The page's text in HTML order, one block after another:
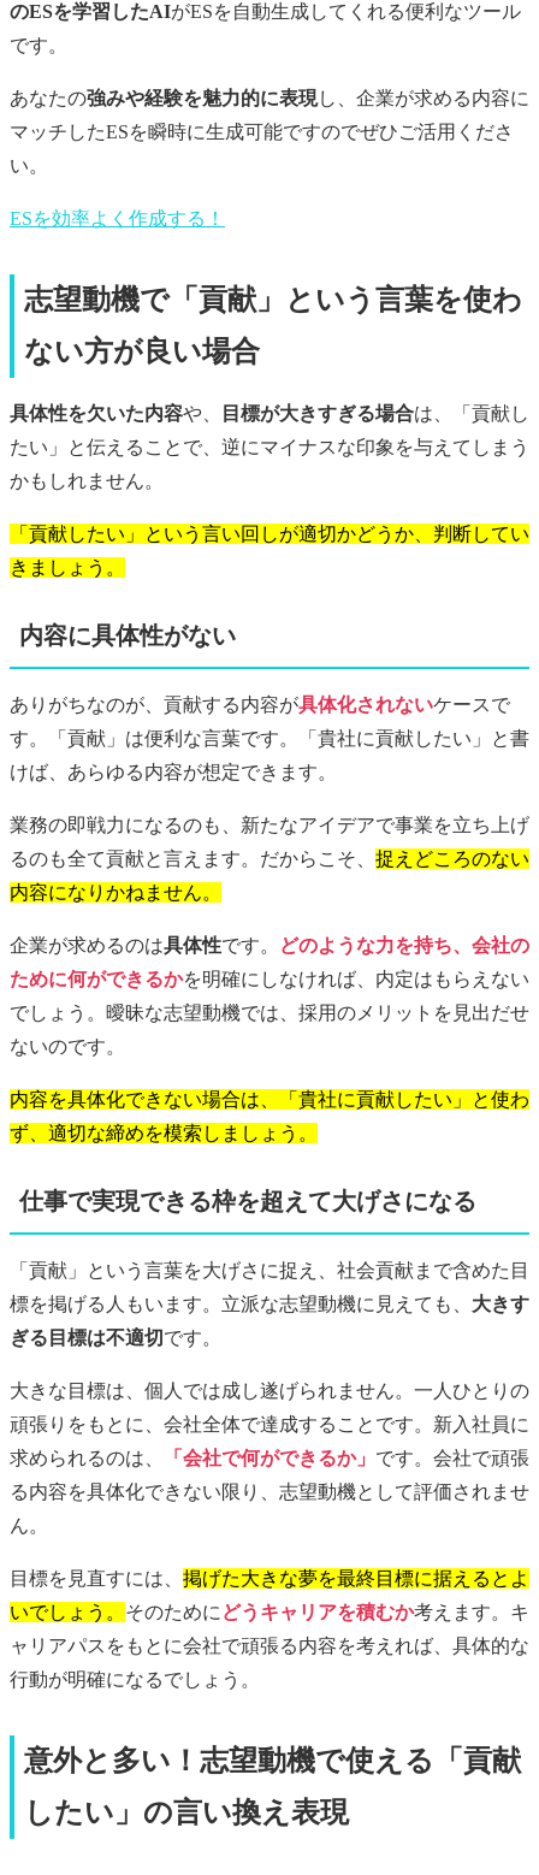
のESを学習したAIがESを自動生成してくれる便利なツール
です。
あなたの強みや経験を魅力的に表現し、企業が求める内容に
マッチしたESを瞬時に生成可能ですのでぜひご活用くださ
い。
ESを効率よく作成する！
志望動機で「貢献」という言葉を使わ
ない方が良い場合
具体性を欠いた内容や、 目標が大きすぎる場合は、「貢献し
たい」と伝えることで、逆にマイナスな印象を与えてしまう
かもしれません。
「貢献したい」という言い回しが適切かどうか、判断してい
きましょう。
内容に具体性がない
ありがちなのが、貢献する内容が具体化されないケースで
す。「貢献」は便利な言葉です。「貴社に貢献したい」と書
けば、あらゆる内容が想定できます。
業務の即戦力になるのも、新たなアイデアで事業を立ち上げ
るのも全て貢献と言えます。だからこそ、 捉えどころのない
内容になりかねません。
企業が求めるのは具体性です。
どのような力を持ち、会社の
ために何ができるかを明確にしなければ、内定はもらえない
でしょう。曖昧な志望動機では、採用のメリットを見出だせ
ないのです。
内容を具体化できない場合は、「貴社に貢献したい」と使わ
ず、適切な締めを模索しましょう。
仕事で実現できる枠を超えて大げさになる
「貢献」という言葉を大げさに捉え、社会貢献まで含めた目
標を掲げる人もいます。立派な志望動機に見えても、 大きす
ぎる目標は不適切 です。
大きな目標は、個人では成し遂げられません。一人ひとりの
頑張りをもとに、会社全体で達成することです。新入社員に
求められるのは、
「会社で何ができるか」 です。会社で頑張
る内容を具体化できない限り、志望動機として評価されませ
ん。
目標を見直すには、 掲げた大きな夢を最終目標に据えるとよ
いでしょう。 そのために どうキャリアを積むか考えます。キ
ャリアパスをもとに会社で頑張る内容を考えれば、具体的な
行動が明確になるでしょう。
意外と多い！志望動機で使える「貢献
したい」の言い換え表現